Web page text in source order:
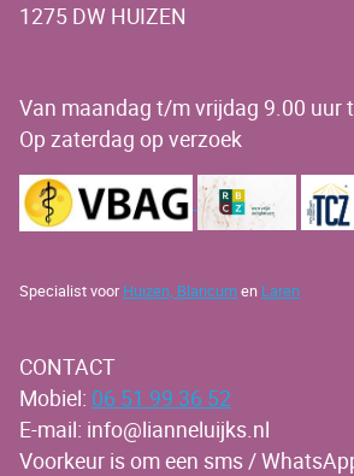
1275 DW HUIZEN
Van maandag t/m vrijdag 9.00 uur
Op zaterdag op verzoek
Specialist voor Huizen, Blaricumen Laren
CONTACT
Mobiel: 06 51 99 36 52
E-mail: info@lianneluijks.nl
Voorkeur is om een sms /